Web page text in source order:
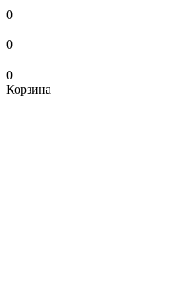
0
0
0
Корзина